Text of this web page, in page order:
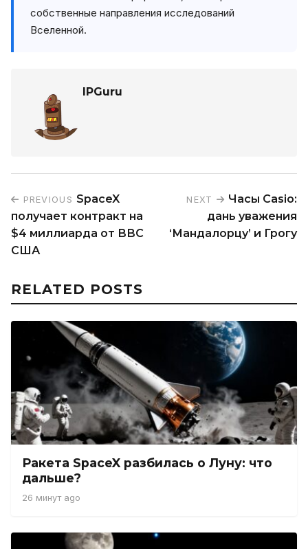
собственные направления исследований
Вселенной.
IPGuru
PREVIOUS SpaceX
получает контракт на
$4 миллиарда от ВВС
США
NEXT
Часы Casio:
дань уважения
‘Мандалорцу’ и Грогу
RELATED POSTS
Ракета SpaceX разбилась о Луну: что
дальше?
26 минут ago